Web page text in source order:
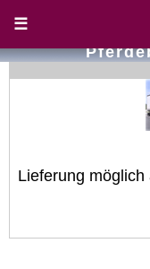
☰
Lieferung